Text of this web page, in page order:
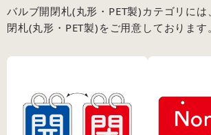
バルブ開閉札(丸形・PET製)カテゴリに
閉札(丸形・PET製)をご用意しております。